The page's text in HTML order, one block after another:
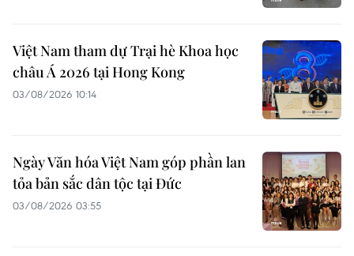
Việt Nam tham dự Trại hè Khoa học
châu Á 2026 tại Hong Kong
03/08/2026 10:14
Ngày Văn hóa Việt Nam góp phần lan
tỏa bản sắc dân tộc tại Đức ​
03/08/2026 03:55